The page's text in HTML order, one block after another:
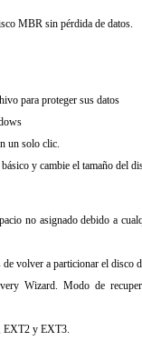
MBR sin pérdida de datos.
para proteger sus datos
un solo clic.
y cambie el tamaño del
no asignado debido a
de volver a particionar el disco
Wizard. Modo de
EXT2 y EXT3.